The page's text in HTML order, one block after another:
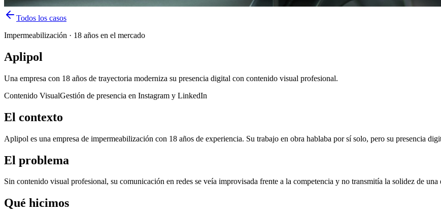
Todos los casos
Impermeabilización · 18 años en el mercado
Aplipol
Una empresa con 18 años de trayectoria moderniza su presencia digital con contenido visual profesional.
Contenido VisualGestión de presencia en Instagram y LinkedIn
El contexto
Aplipol es una empresa de impermeabilización con 18 años de experiencia. Su trabajo en obra hablaba por sí solo, pero su presencia
El problema
Sin contenido visual profesional, su comunicación en redes se veía improvisada frente a la competencia y no transmitía la solidez de una
Qué hicimos